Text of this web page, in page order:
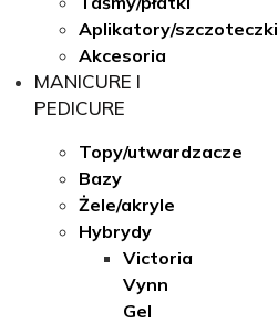
Aplikatory/szczoteczki
Akcesoria
MANICURE I
PEDICURE
Topy/utwardzacze
Bazy
Żele/akryle
Hybrydy
Victoria
Vynn
Gel